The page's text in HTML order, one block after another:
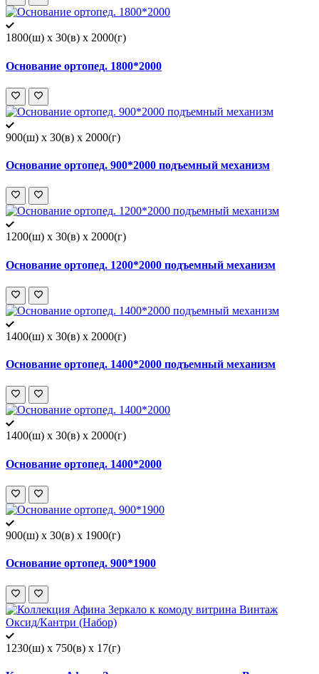
1800(ш) x 30(в) x 2000(г)
Основание ортопед. 1800*2000
900(ш) x 30(в) x 2000(г)
Основание ортопед. 900*2000 подъемный механизм
1200(ш) x 30(в) x 2000(г)
Основание ортопед. 1200*2000 подъемный механизм
1400(ш) x 30(в) x 2000(г)
Основание ортопед. 1400*2000 подъемный механизм
1400(ш) x 30(в) x 2000(г)
Основание ортопед. 1400*2000
900(ш) x 30(в) x 1900(г)
Основание ортопед. 900*1900
1230(ш) x 750(в) x 17(г)